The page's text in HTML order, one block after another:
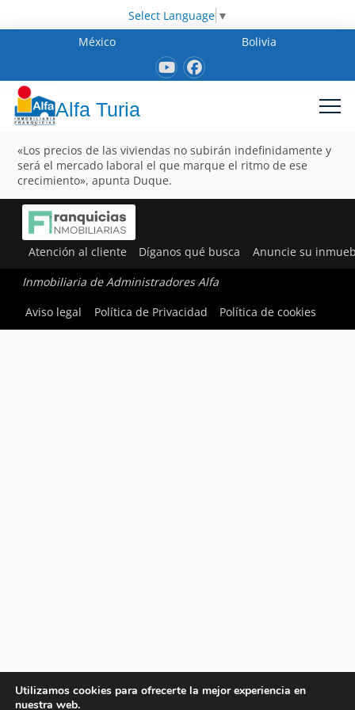
Select Language ▼
México
Bolivia
Alfa Turia
«Los precios de las viviendas no subirán indefinidamente y
será el mercado laboral el que marque el ritmo de ese
crecimiento», apunta Duque.
Atención al cliente Díganos qué busca Anuncie su
Inmobiliaria de Administradores Alfa
Aviso legal
Política de Privacidad Política de cookies
Utilizamos cookies para ofrecerte la mejor experiencia en
nuestra web.